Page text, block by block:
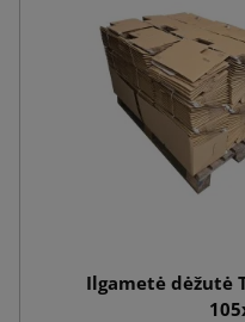
Ilgametė dėžutė